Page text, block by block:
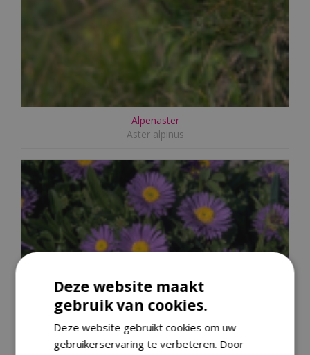
Alpenaster
Aster alpinus
Deze website maakt
gebruik van cookies.
Deze website gebruikt cookies om uw
gebruikerservaring te verbeteren. Door